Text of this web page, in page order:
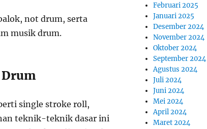
not drum, serta
musik drum.
single stroke roll,
teknik-teknik dasar ini
Februari 2025
Januari 2025
Desember 2024
November 2024
Oktober 2024
September 2024
Agustus 2024
Juli 2024
Juni 2024
Mei 2024
April 2024
Maret 2024